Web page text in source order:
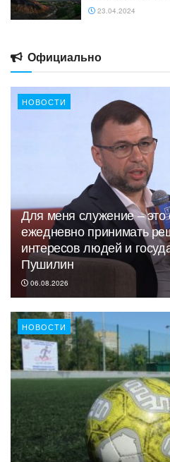
23.04.2024
Официально
НОВОСТИ
Для меня служение – это
ежедневно принимать
интересов людей и
Пушилин
06.08.2026
НОВОСТИ